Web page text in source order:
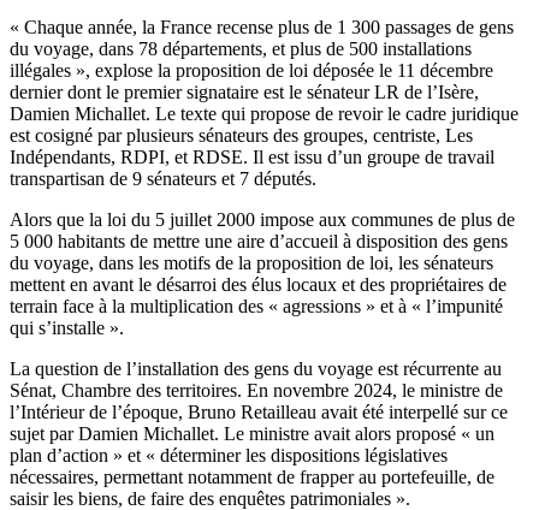
« Chaque année, la France recense plus de 1 300 passages de gens
du voyage, dans 78 départements, et plus de 500 installations
illégales », explose la proposition de loi déposée le 11 décembre
dernier dont le premier signataire est le sénateur LR de l’Isère,
Damien Michallet. Le texte qui propose de revoir le cadre juridique
est cosigné par plusieurs sénateurs des groupes, centriste, Les
Indépendants, RDPI, et RDSE. Il est issu d’un groupe de travail
transpartisan de 9 sénateurs et 7 députés.
Alors que la loi du 5 juillet 2000 impose aux communes de plus de
5 000 habitants de mettre une aire d’accueil à disposition des gens
du voyage, dans les motifs de la proposition de loi, les sénateurs
mettent en avant le désarroi des élus locaux et des propriétaires de
terrain face à la multiplication des « agressions » et à « l’impunité
qui s’installe ».
La question de l’installation des gens du voyage est récurrente au
Sénat, Chambre des territoires. En novembre 2024, le ministre de
l’Intérieur de l’époque, Bruno Retailleau avait été interpellé sur ce
sujet par Damien Michallet. Le ministre avait alors proposé « un
plan d’action » et « déterminer les dispositions législatives
nécessaires, permettant notamment de frapper au portefeuille, de
saisir les biens, de faire des enquêtes patrimoniales ».